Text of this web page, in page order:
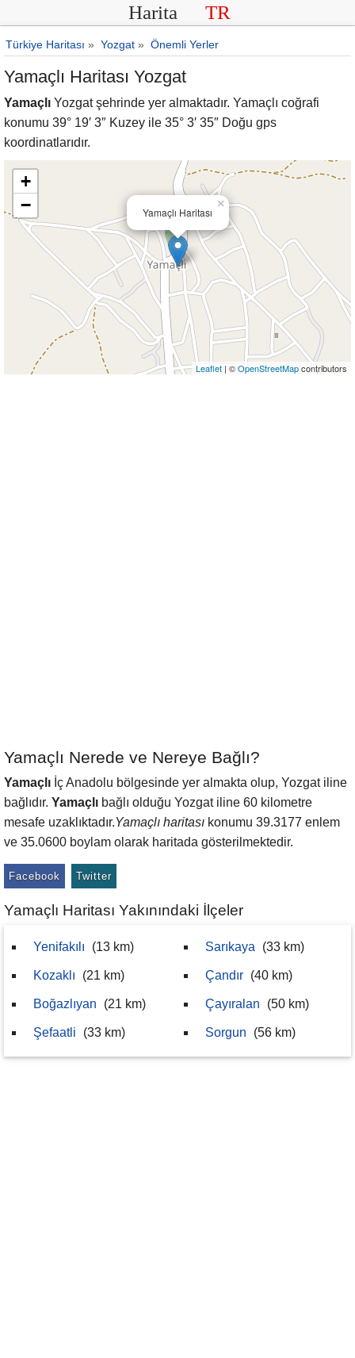
Harita TR
Türkiye Haritası » Yozgat » Önemli Yerler
Yamaçlı Haritası Yozgat
Yamaçlı Yozgat şehrinde yer almaktadır. Yamaçlı coğrafi
konumu 39° 19′ 3″ Kuzey ile 35° 3′ 35″ Doğu gps
koordinatlarıdır.
Yamaçlı Haritası
×
+
−
Leaflet | ©OpenStreetMapcontributors
Yamaçlı Nerede ve Nereye Bağlı?
Yamaçlı İç Anadolu bölgesinde yer almakta olup, Yozgat iline
bağlıdır. Yamaçlı bağlı olduğu Yozgat iline 60 kilometre
mesafe uzaklıktadır.Yamaçlı haritası konumu 39.3177 enlem
ve 35.0600 boylam olarak haritada gösterilmektedir.
Facebook Twitter
Yamaçlı Haritası Yakınındaki İlçeler
Yenifakılı (13 km)
Kozaklı (21 km)
Boğazlıyan (21 km)
Şefaatli (33 km)
Sarıkaya (33 km)
Çandır (40 km)
Çayıralan (50 km)
Sorgun (56 km)